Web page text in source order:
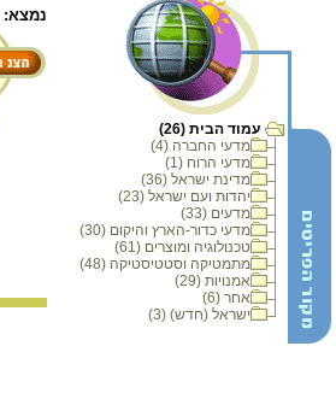
עמוד הבית (26)
מדעי החברה (4)
מדעי הרוח (1)
מדינת ישראל (36)
יהדות ועם ישראל (23)
מדעים (33)
מדעי כדור-הארץ והיקום (30)
טכנולוגיה ומוצרים (61)
מתמטיקה וסטטיסטיקה (48)
אמנויות (29)
אחר (6)
ישראל (חדש) (3)
נמצא: